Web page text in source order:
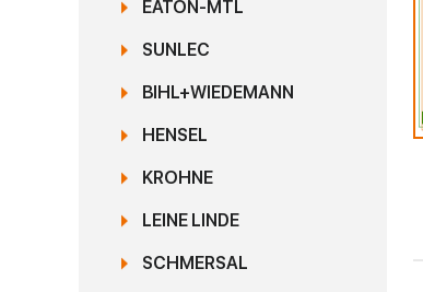
EATON-MTL
SUNLEC
BIHL+WIEDEMANN
HENSEL
KROHNE
LEINE LINDE
SCHMERSAL